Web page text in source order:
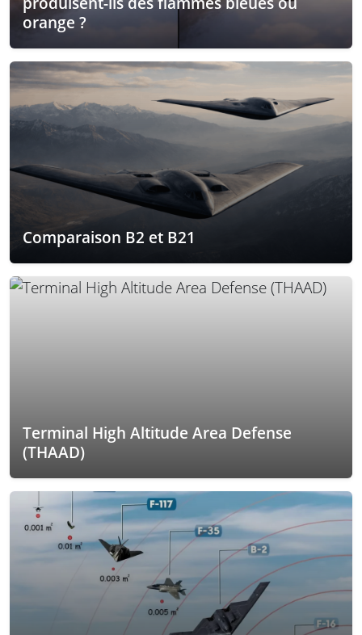
orange ?
Comparaison B2 et B21
Terminal High Altitude Area Defense
(THAAD)